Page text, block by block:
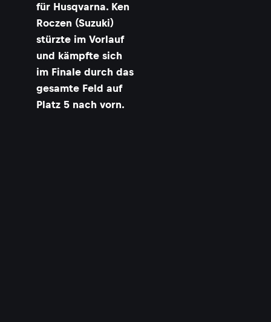
für Husqvarna. Ken
Roczen (Suzuki)
stürzte im Vorlauf
und kämpfte sich
im Finale durch das
gesamte Feld auf
Platz 5 nach vorn.